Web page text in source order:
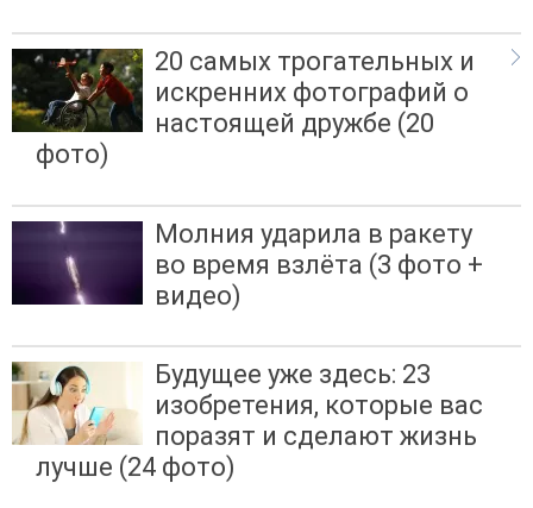
20 самых трогательных и
искренних фотографий о
настоящей дружбе (20
фото)
Молния ударила в ракету
во время взлёта (3 фото +
видео)
Будущее уже здесь: 23
изобретения, которые вас
поразят и сделают жизнь
лучше (24 фото)